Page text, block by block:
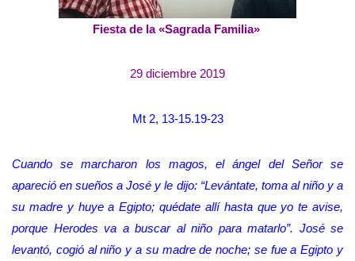
Fiesta de la «Sagrada Familia»
29 diciembre 2019
Mt 2, 13-15.19-23
Cuando se marcharon los magos, el ángel del Señor se
apareció en sueños a José y le dijo: “Levántate, toma al niño y a
su madre y huye a Egipto; quédate allí hasta que yo te avise,
porque Herodes va a buscar al niño para matarlo”. José se
levantó, cogió al niño y a su madre de noche; se fue a Egipto y